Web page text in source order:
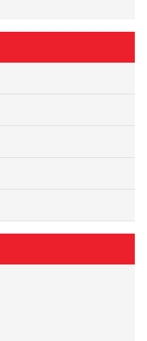
chúng tôi cần tuyển